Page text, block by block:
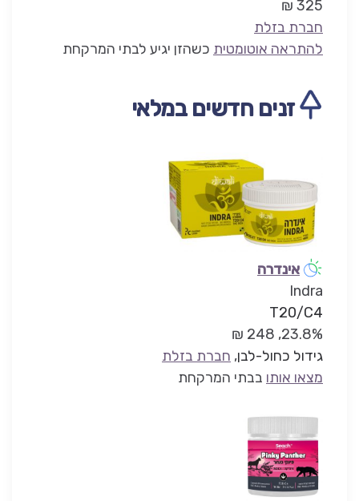
325 ₪
חברת בזלת
להתראה אוטומטית כשהזן יגיע לבתי המרקחת
זנים חדשים במלאי
אינדרה
Indra
T20/C4
23.8%, 248 ₪
גידול כחול-לבן, חברת בזלת
מצאו אותו בבתי המרקחת